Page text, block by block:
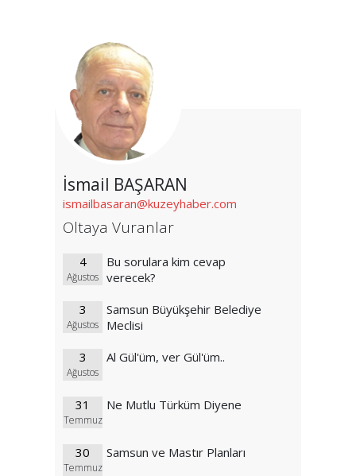
İsmail BAŞARAN
ismailbasaran@kuzeyhaber.com
Oltaya Vuranlar
4
Ağustos
Bu sorulara kim cevap
verecek?
3
Ağustos
Samsun Büyükşehir Belediye
Meclisi
3
Ağustos
Al Gül'üm, ver Gül'üm..
31
Temmuz
Ne Mutlu Türküm Diyene
30
Temmuz
Samsun ve Mastır Planları